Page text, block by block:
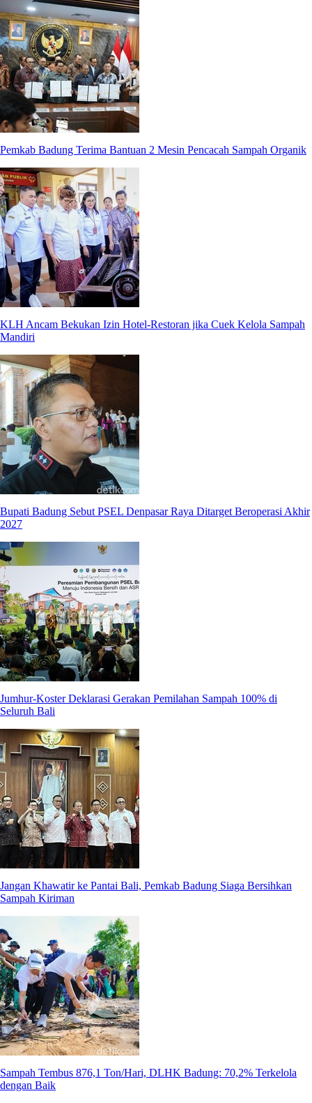
Pemkab Badung Terima Bantuan 2 Mesin Pencacah Sampah Organik
KLH Ancam Bekukan Izin Hotel-Restoran jika Cuek Kelola Sampah
Mandiri
Bupati Badung Sebut PSEL Denpasar Raya Ditarget Beroperasi Akhir
2027
Jumhur-Koster Deklarasi Gerakan Pemilahan Sampah 100% di
Seluruh Bali
Jangan Khawatir ke Pantai Bali, Pemkab Badung Siaga Bersihkan
Sampah Kiriman
Sampah Tembus 876,1 Ton/Hari, DLHK Badung: 70,2% Terkelola
dengan Baik